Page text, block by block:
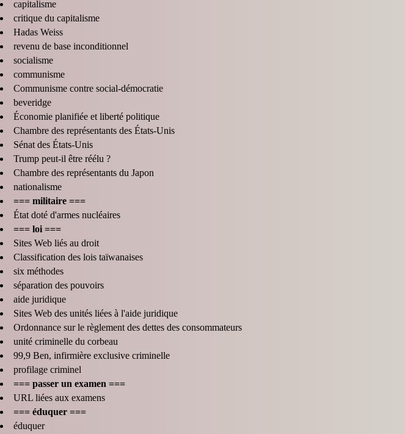
capitalisme
critique du capitalisme
Hadas Weiss
revenu de base inconditionnel
socialisme
communisme
Communisme contre social-démocratie
beveridge
Économie planifiée et liberté politique
Chambre des représentants des États-Unis
Sénat des États-Unis
Trump peut-il être réélu ?
Chambre des représentants du Japon
nationalisme
=== militaire ===
État doté d'armes nucléaires
=== loi ===
Sites Web liés au droit
Classification des lois taïwanaises
six méthodes
séparation des pouvoirs
aide juridique
Sites Web des unités liées à l'aide juridique
Ordonnance sur le règlement des dettes des consommateurs
unité criminelle du corbeau
99,9 Ben, infirmière exclusive criminelle
profilage criminel
=== passer un examen ===
URL liées aux examens
=== éduquer ===
éduquer